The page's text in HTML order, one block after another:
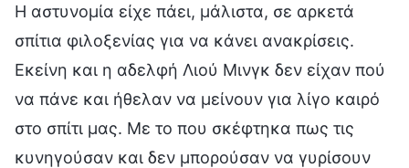
Η αστυνομία είχε πάει, μάλιστα, σε αρκετά
σπίτια φιλοξενίας για να κάνει ανακρίσεις.
Εκείνη και η αδελφή Λιού Μινγκ δεν είχαν πού
να πάνε και ήθελαν να μείνουν για λίγο καιρό
στο σπίτι μας. Με το που σκέφτηκα πως τις
κυνηγούσαν και δεν μπορούσαν να γυρίσουν